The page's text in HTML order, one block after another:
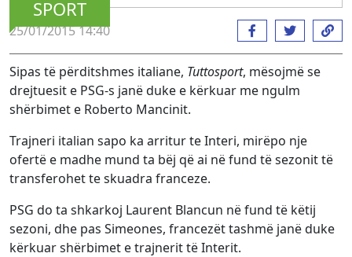
SPORT
25/01/2015 14:40
Sipas të përditshmes italiane, Tuttosport, mësojmë se
drejtuesit e PSG-s janë duke e kërkuar me ngulm
shërbimet e Roberto Mancinit.
Trajneri italian sapo ka arritur te Interi, mirëpo nje
ofertë e madhe mund ta bëj që ai në fund të sezonit të
transferohet te skuadra franceze.
PSG do ta shkarkoj Laurent Blancun në fund të këtij
sezoni, dhe pas Simeones, francezët tashmë janë duke
kërkuar shërbimet e trajnerit të Interit.